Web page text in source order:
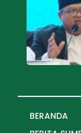
BERANDA